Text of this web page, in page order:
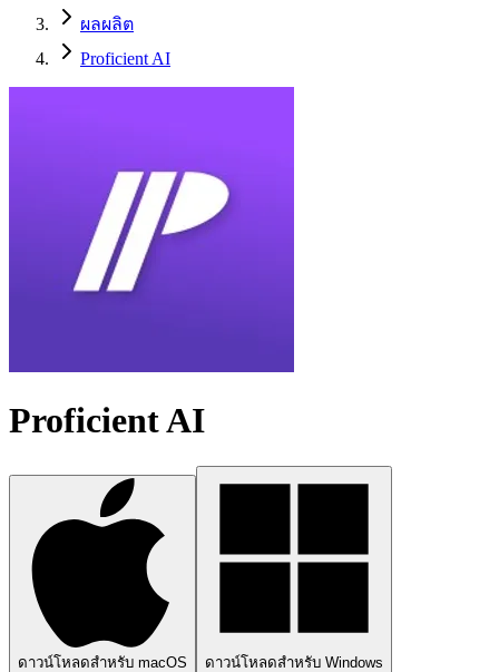
ผลผลิต
Proficient AI
Proficient AI
ดาวน์โหลดสำหรับ macOS ดาวน์โหลดสำหรับ Windows